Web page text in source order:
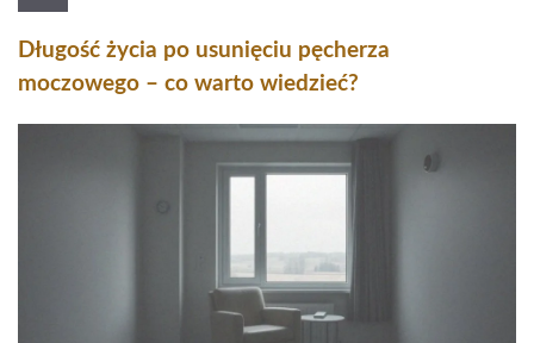
Długość życia po usunięciu pęcherza
moczowego – co warto wiedzieć?